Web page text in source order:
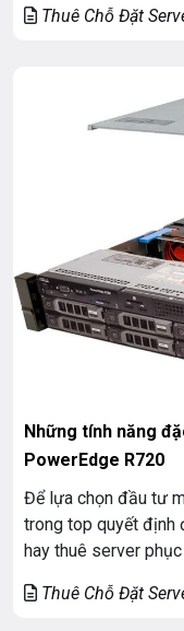
Thuê Chỗ Đặt
Những tính năng
PowerEdge R720
Để lựa chọn đầu tư
trong top quyết định
hay thuê server
server Dell
Thuê Chỗ Đặt